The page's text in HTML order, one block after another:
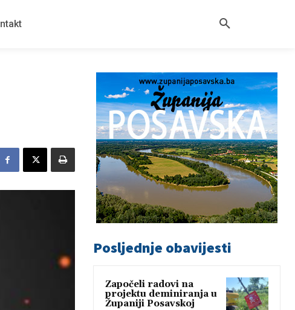
Posljednje obavijesti
Započeli radovi na
projektu deminiranja u
Županiji Posavskoj